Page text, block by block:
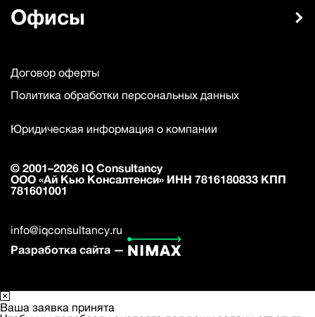
Офисы
Договор оферты
Политика обработки персональных данных
Юридическая информация о компании
© 2001–2026 IQ Consultancy
ООО «Ай Кью Консалтенси» ИНН 7816180833 КПП
781601001
info@iqconsultancy.ru
Разработка сайта —
Ваша заявка принята